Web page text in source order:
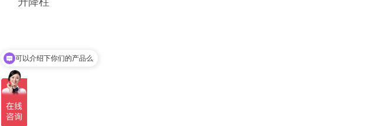
可以介绍下你们的产品么